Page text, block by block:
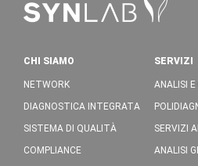
CHI SIAMO
NETWORK
DIAGNOSTICA INTEGRATA
SISTEMA DI QUALITÀ
COMPLIANCE
SERVIZI
ANALISI E
SERVIZI
ANALISI